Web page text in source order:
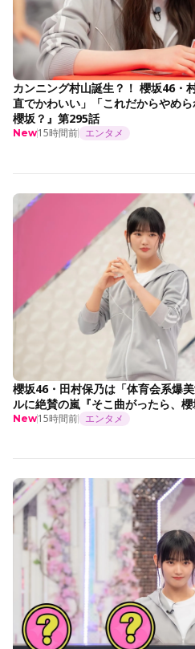
カンニング村山誕生？！ 櫻坂46・
直でかわいい」「これだからやめら
櫻坂？』第295話
New15時間前 エンタメ
櫻坂46・田村保乃は「体育会系爆
ルに絶賛の嵐『そこ曲がったら、
New15時間前 エンタメ